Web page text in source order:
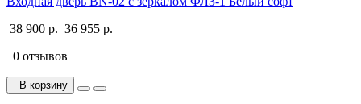
38 900 р. 36 955 р.
0 отзывов
В корзину